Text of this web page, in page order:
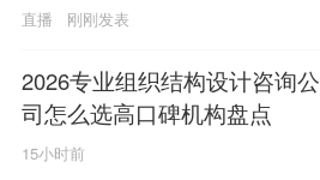
直播 刚刚发表
2026专业组织结构设计咨询公
司怎么选高口碑机构盘点
15小时前